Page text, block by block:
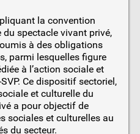
la convention
spectacle vivant privé,
à des obligations
parmi lesquelles figure
à l’action sociale et
Ce dispositif sectoriel,
et culturelle du
a pour objectif de
sociales et culturelles au
du secteur.